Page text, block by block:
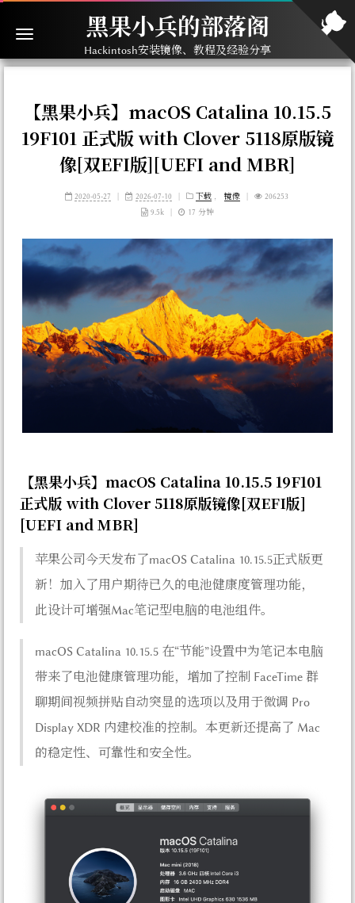
黑果小兵的部落阁
Hackintosh安装镜像、教程及经验分享
【黑果小兵】macOS Catalina 10.15.5
19F101 正式版 with Clover 5118原版镜
像[双EFI版][UEFI and MBR]
2020-05-27 2026-07-10 下载， 镜像
206253
9.5k
17 分钟
【黑果小兵】macOS Catalina 10.15.5 19F101
正式版 with Clover 5118原版镜像[双EFI版]
[UEFI and MBR]
苹果公司今天发布了macOS Catalina 10.15.5正式版更
新！加入了用户期待已久的电池健康度管理功能，
此设计可增强Mac笔记型电脑的电池组件。
macOS Catalina 10.15.5 在“节能”设置中为笔记本电脑
带来了电池健康管理功能，增加了控制 FaceTime 群
聊期间视频拼贴自动突显的选项以及用于微调 Pro
Display XDR 内建校准的控制。本更新还提高了 Mac
的稳定性、可靠性和安全性。